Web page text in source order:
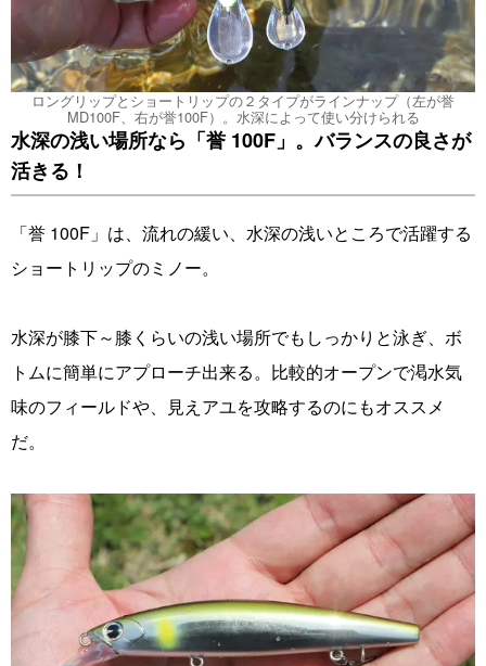
ロングリップとショートリップの２タイプがラインナップ（左が誉
MD100F、右が誉100F）。水深によって使い分けられる
水深の浅い場所なら「誉 100F」。バランスの良さが
活きる！
「誉 100F」は、流れの緩い、水深の浅いところで活躍する
ショートリップのミノー。
水深が膝下～膝くらいの浅い場所でもしっかりと泳ぎ、ボ
トムに簡単にアプローチ出来る。比較的オープンで渇水気
味のフィールドや、見えアユを攻略するのにもオススメ
だ。